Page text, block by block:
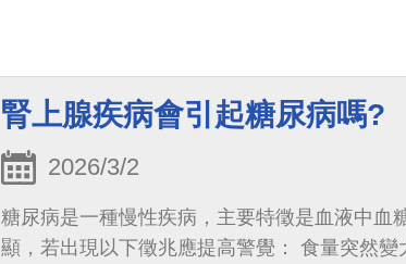
腎上腺疾病會引起糖尿病嗎?
2026/3/2
糖尿病是一種慢性疾病，主要特徵是血液中血
顯，若出現以下徵兆應提高警覺： 食量突然變